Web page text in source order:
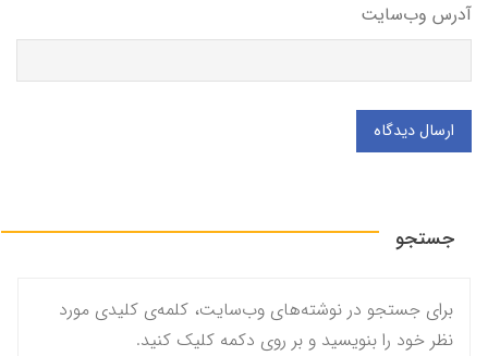
آدرس وب‌سایت
ارسال دیدگاه
جستجو
برای جستجو در نوشته‌های وب‌سایت، کلمه‌ی کلیدی مورد
نظر خود را بنویسید و بر روی دکمه کلیک کنید.